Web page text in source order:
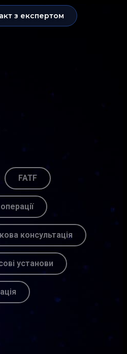
з експертом
FATF
консультація
установи